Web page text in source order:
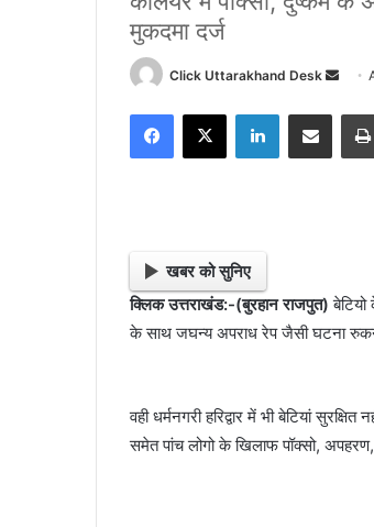
मुकदमा दर्ज
Click Uttarakhand Desk
d
i
l
खबर को सुनिए
क्लिक उत्तराखंड:-(बुरहान राजपुत)
के साथ जघन्य अपराध रेप जैसी घटना
वही धर्मनगरी हरिद्वार में भी बेटियां
समेत पांच लोगो के खिलाफ पॉक्सो,